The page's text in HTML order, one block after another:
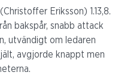
Eriksson) 1.13,8.
bakspår, snabb attack
utvändigt om ledaren
avgjorde knappt men